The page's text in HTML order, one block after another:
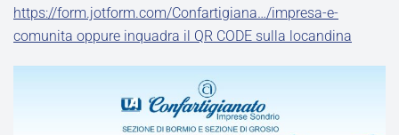
https://form.jotform.com/Confartigiana…/impresa-e-
comunita oppure inquadra il QR CODE sulla locandina